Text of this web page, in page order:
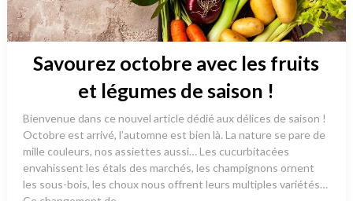
Savourez octobre avec les fruits
et légumes de saison !
Bienvenue dans ce nouvel article dédié aux délices de saison !
Octobre est arrivé, l’automne est bien là. La nature se pare de
mille couleurs, nos assiettes aussi… Les cucurbitacées
envahissent les étals des marchés, les champignons ornent
les sous-bois, les choux nous offrent leurs multiples variétés…